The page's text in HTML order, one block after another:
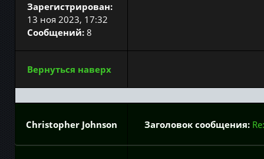
Зарегистрирован:
13 ноя 2023, 17:32
Сообщений: 8
Вернуться наверх
Christopher Johnson Заголовок сообщения: